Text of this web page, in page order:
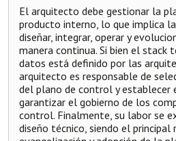
El arquitecto debe gestionar la
producto interno, lo que implica
diseñar, integrar, operar y
manera continua. Si bien el stack
datos está definido por las
arquitecto es responsable de
del plano de control y establecer
garantizar el gobierno de los
control. Finalmente, su labor se
diseño técnico, siendo el principal